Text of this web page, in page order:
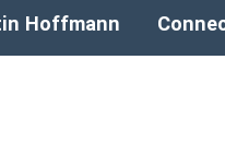
Hoffmann